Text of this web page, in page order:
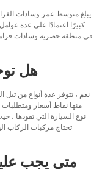
كبيرًا اعتمادًا على عدة
في منطقة حضرية وسادات
هل
نعم ، تتوفر عدة أنواع من تيل
منها نقاط أسعار ومتطلبات
نوع السيارة التي تقودها ،
تحتاج مركبات الركاب
متى يجب